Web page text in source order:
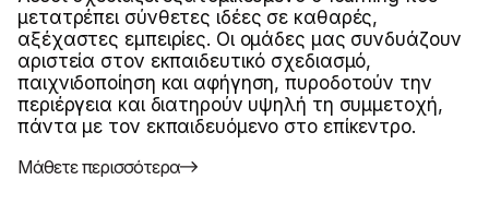
μετατρέπει σύνθετες ιδέες σε καθαρές,
αξέχαστες εμπειρίες. Οι ομάδες μας συνδυάζουν
αριστεία στον εκπαιδευτικό σχεδιασμό,
παιχνιδοποίηση και αφήγηση, πυροδοτούν την
περιέργεια και διατηρούν υψηλή τη συμμετοχή,
πάντα με τον εκπαιδευόμενο στο επίκεντρο.
Μάθετε περισσότερα